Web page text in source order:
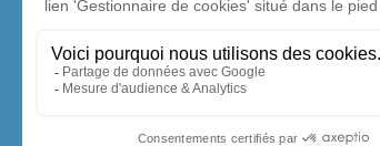
Zone Industrielle du Marmajou Rue